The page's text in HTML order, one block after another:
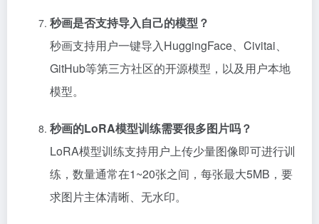
秒画是否支持导入自己的模型？
秒画支持用户一键导入HuggingFace、Civitai、
GitHub等第三方社区的开源模型，以及用户本地
模型。
秒画的LoRA模型训练需要很多图片吗？
LoRA模型训练支持用户上传少量图像即可进行训
练，数量通常在1~20张之间，每张最大5MB，要
求图片主体清晰、无水印。